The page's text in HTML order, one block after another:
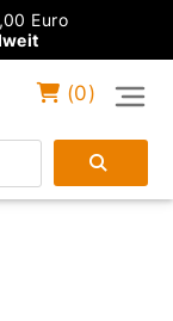
Euro
(0)